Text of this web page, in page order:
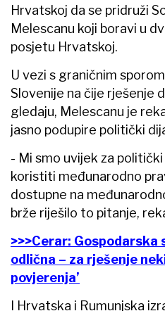
Hrvatskoj da se pridruži
Melescanu koji boravi u
posjetu Hrvatskoj.
U vezi s graničnim
Slovenije na čije rješenje
gledaju, Melescanu je
jasno podupire politički
- Mi smo uvijek za
koristiti međunarodno
dostupne na
brže riješilo to pitanje,
>>>Cerar:
odlična – za rješenje
povjerenja’
I Hrvatska i Rumunjska